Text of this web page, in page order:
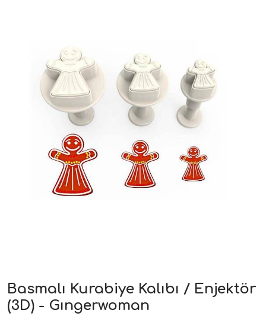
Basmalı Kurabiye Kalıbı / Enjektör
(3D) - Gıngerwoman